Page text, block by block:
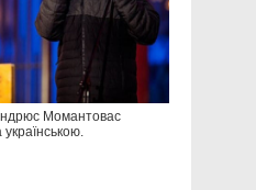
Момантовас